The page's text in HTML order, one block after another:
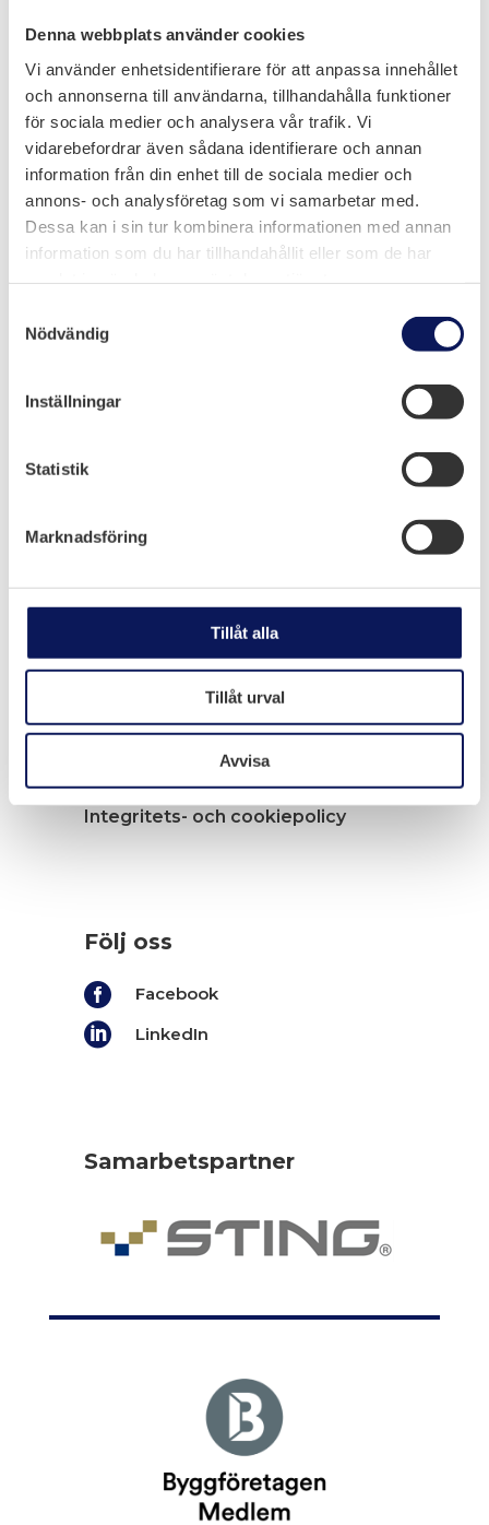
Denna webbplats använder cookies
Vi använder enhetsidentifierare för att anpassa innehållet
och annonserna till användarna, tillhandahålla funktioner
för sociala medier och analysera vår trafik. Vi
vidarebefordrar även sådana identifierare och annan
information från din enhet till de sociala medier och
annons- och analysföretag som vi samarbetar med.
Dessa kan i sin tur kombinera informationen med annan
information som du har tillhandahållit eller som de har
Nödvändig
Inställningar
Statistik
Marknadsföring
Tillåt alla
Tillåt urval
Avvisa
Navigation
Tjänster
Arbete i elkraftsmiljö
Arbete i industriprojekt
Jobba hos oss
Nyheter
Om Melloff Bygg
Kontakt
Integritets- och cookiepolicy
Följ oss
 Facebook
 LinkedIn
Samarbetspartner